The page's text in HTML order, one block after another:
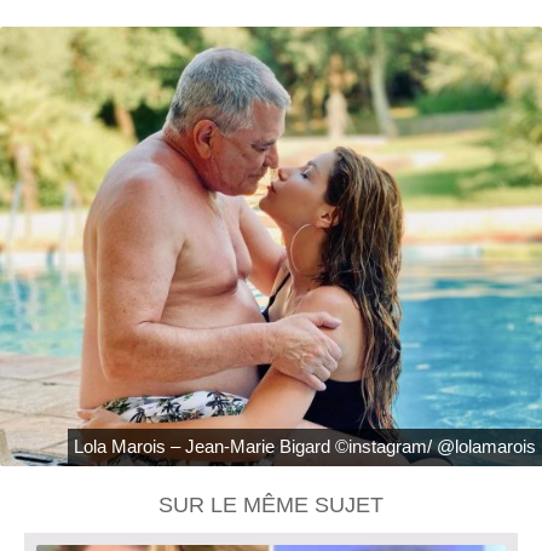
Lola Marois – Jean-Marie Bigard ©instagram/ @lolamarois
SUR LE MÊME SUJET